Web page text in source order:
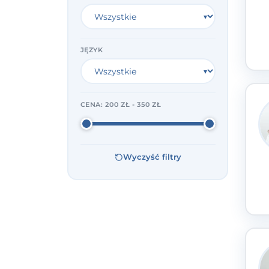
JĘZYK
CENA:200 ZŁ - 350 ZŁ
Wyczyść filtry